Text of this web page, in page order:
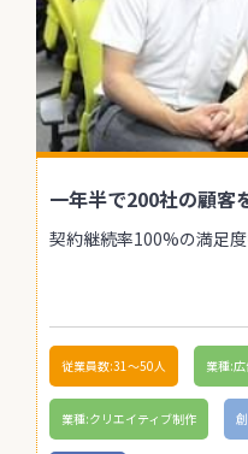
一年半で200社の顧客
契約継続率100%の満足
従業員数:31〜50人 業種:
業種:クリエイティブ制作